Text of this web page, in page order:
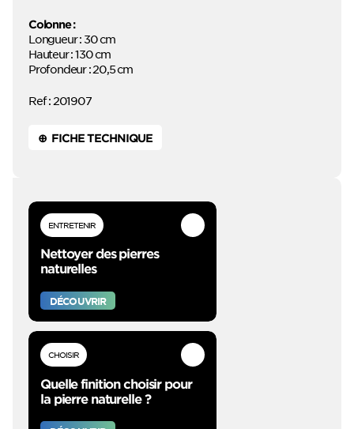
Colonne :
Longueur : 30 cm
Hauteur : 130 cm
Profondeur : 20,5 cm
Ref : 201907
⊕ FICHE TECHNIQUE
ENTRETENIR
Nettoyer des pierres
naturelles
DÉCOUVRIR
CHOISIR
Quelle finition choisir pour
la pierre naturelle ?